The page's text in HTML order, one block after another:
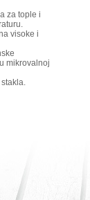
za tople i
visoke i
mikrovalnoj